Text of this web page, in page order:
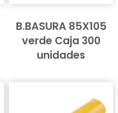
B.BASURA 85X105
verde Caja 300
unidades